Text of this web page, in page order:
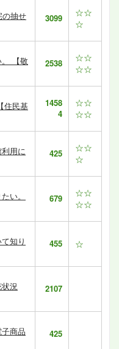
の抽せ
3099
☆☆
☆
【敬
2538
☆☆
☆☆
住民基
1458
4
☆☆
☆☆
用に
425
☆☆
☆
い。
679
☆☆
☆☆
知り
455 ☆
況
2107
商品
425